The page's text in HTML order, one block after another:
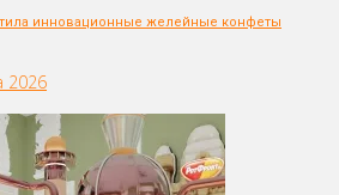
инновационные желейные конфеты
2026